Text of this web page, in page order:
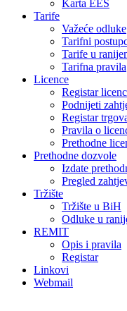
Karta EES
Tarife
Važeće odluke
Tarifni
Tarife u
Tarifna pravila
Licence
Registar
Podnijeti
Registar
Pravila o
Prethodne
Prethodne dozvole
Izdate
Pregled
Tržište
Tržište u BiH
Odluke u
REMIT
Opis i pravila
Registar
Linkovi
Webmail